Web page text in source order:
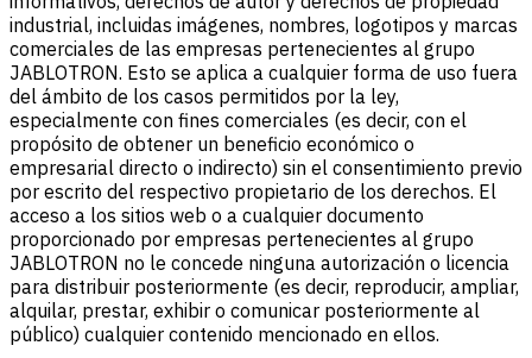
industrial, incluidas imágenes, nombres, logotipos y marcas
comerciales de las empresas pertenecientes al grupo
JABLOTRON. Esto se aplica a cualquier forma de uso fuera
del ámbito de los casos permitidos por la ley,
especialmente con fines comerciales (es decir, con el
propósito de obtener un beneficio económico o
empresarial directo o indirecto) sin el consentimiento previo
por escrito del respectivo propietario de los derechos. El
acceso a los sitios web o a cualquier documento
proporcionado por empresas pertenecientes al grupo
JABLOTRON no le concede ninguna autorización o licencia
para distribuir posteriormente (es decir, reproducir, ampliar,
alquilar, prestar, exhibir o comunicar posteriormente al
público) cualquier contenido mencionado en ellos.